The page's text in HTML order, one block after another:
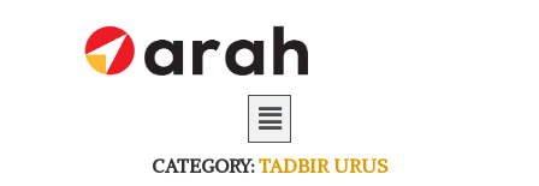
CATEGORY:TADBIR URUS